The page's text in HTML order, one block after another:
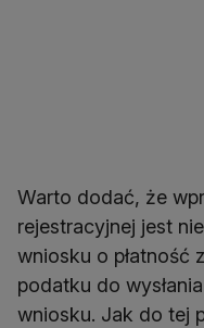
Warto dodać, że
rejestracyjnej jest
wniosku o płatność
podatku do
wniosku. Jak do tej